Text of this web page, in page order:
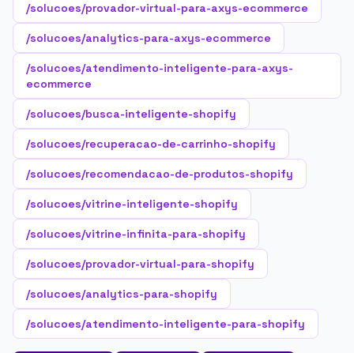
/solucoes/provador-virtual-para-axys-ecommerce
/solucoes/analytics-para-axys-ecommerce
/solucoes/atendimento-inteligente-para-axys-
ecommerce
/solucoes/busca-inteligente-shopify
/solucoes/recuperacao-de-carrinho-shopify
/solucoes/recomendacao-de-produtos-shopify
/solucoes/vitrine-inteligente-shopify
/solucoes/vitrine-infinita-para-shopify
/solucoes/provador-virtual-para-shopify
/solucoes/analytics-para-shopify
/solucoes/atendimento-inteligente-para-shopify